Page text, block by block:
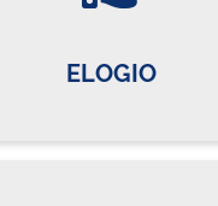
ELOGIO